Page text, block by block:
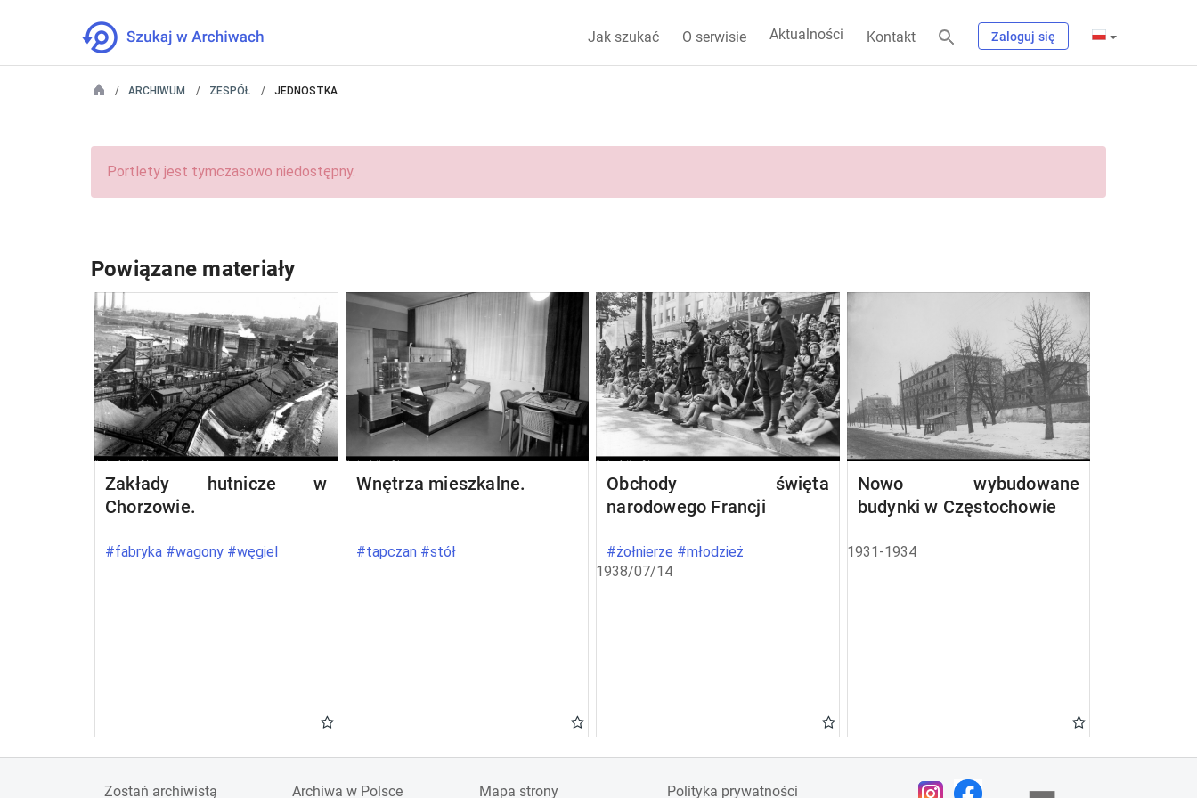
Jak szukać O serwisie Aktualności Kontakt Zaloguj się
ARCHIWUM ZESPÓŁ JEDNOSTKA
Portlety jest tymczasowo niedostępny.
Powiązane materiały
Zakłady hutnicze w
Chorzowie.
#fabryka #wagony #węgiel
Wnętrza mieszkalne.
#tapczan #stół
Obchody święta
narodowego Francji
#żołnierze #młodzież
1938/07/14
Nowo wybudowane
budynki w Częstochowie
1931-1934
Zostań archiwistą Archiwa w Polsce Mapa strony Polityka prywatności